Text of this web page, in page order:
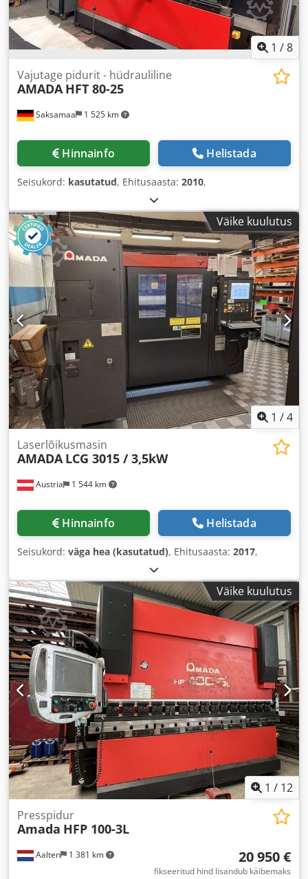
1 /8
Saksamaa 1 525 km
Vajutage pidurit - hüdrauliline
AMADA HFT 80-25
Hinnainfo Helistada
Seisukord: kasutatud, Ehitusaasta: 2010,
Väike kuulutus
1 /4
Austria 1 544 km
Laserlõikusmasin
AMADA LCG 3015 / 3,5kW
Hinnainfo Helistada
Seisukord: väga hea (kasutatud), Ehitusaasta: 2017,
Väike kuulutus
1 / 12
Aalten 1 381 km
Presspidur
Amada HFP 100-3L
20 950 €
fikseeritud hind lisandub käibemaks